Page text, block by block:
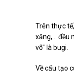
Trên thực
xăng,... đều
võ" là bugi.
Về cấu tạo